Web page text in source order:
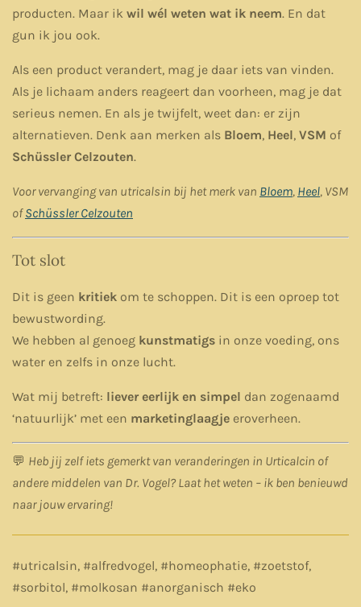
producten. Maar ik wil wél weten wat ik neem. En dat
gun ik jou ook.
Als een product verandert, mag je daar iets van vinden.
Als je lichaam anders reageert dan voorheen, mag je dat
serieus nemen. En als je twijfelt, weet dan: er zijn
alternatieven. Denk aan merken als Bloem, Heel, VSM of
Schüssler Celzouten.
Voor vervanging van utricalsin bij het merk van Bloem, Heel, VSM
ofSchüssler Celzouten
Tot slot
Dit is geen kritiek om te schoppen. Dit is een oproep tot
bewustwording.
We hebben al genoeg kunstmatigs in onze voeding, ons
water en zelfs in onze lucht.
Wat mij betreft: liever eerlijk en simpel dan zogenaamd
‘natuurlijk’ met een marketinglaagje eroverheen.
💬 Heb jij zelf iets gemerkt van veranderingen in Urticalcin of
andere middelen van Dr. Vogel? Laat het weten – ik ben benieuwd
naar jouw ervaring!
#utricalsin, #alfredvogel, #homeophatie, #zoetstof,
#sorbitol, #molkosan #anorganisch #eko